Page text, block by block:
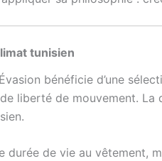
tunisien
bénéficie d’une
liberté de mouvement.
de vie au vêtement,